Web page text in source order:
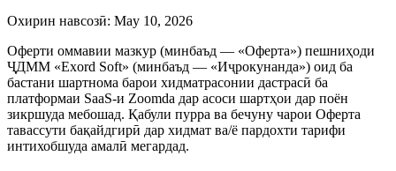
Охирин навсозӣ: May 10, 2026
Оферти оммавии мазкур (минбаъд — «Оферта») пешниҳоди
ҶДММ «Exord Soft» (минбаъд — «Иҷрокунанда») оид ба
бастани шартнома барои хидматрасонии дастрасӣ ба
платформаи SaaS-и Zoomda дар асоси шартҳои дар поён
зикршуда мебошад. Қабули пурра ва бечуну чарои Оферта
тавассути бақайдгирӣ дар хидмат ва/ё пардохти тарифи
интихобшуда амалӣ мегардад.